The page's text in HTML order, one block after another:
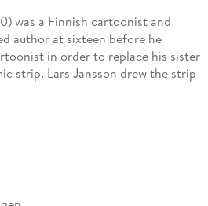
was a Finnish cartoonist and
author at sixteen before he
in order to replace his sister
strip. Lars Jansson drew the strip